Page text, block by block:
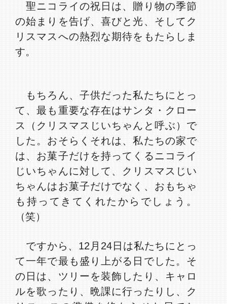
聖ニコライの祝日は、贈り物の季節
の始まりを告げ、喜びと光、そしてク
リスマスへの熱烈な期待をもたらしま
す。
もちろん、子供だった私たちにとっ
て、最も重要な存在はサンタ・クロー
ス（クリスマスじいちゃんと呼ぶ）で
した。おそらくそれは、私たちの家で
は、お菓子だけを持ってくるニコライ
じいちゃんに対して、クリスマスじい
ちゃんはお菓子だけでなく、おもちゃ
も持ってきてくれたからでしょう。
（笑）
ですから、12月24日は私たちにとっ
て一年で最も盛り上がる日でした。そ
の日は、ツリーを装飾したり、キャロ
ルを歌ったり、晩課に行ったりし、ク